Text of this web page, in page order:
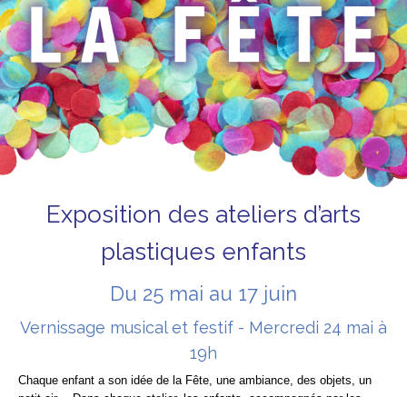
Exposition des ateliers d’arts
plastiques enfants
Du 25 mai au 17 juin
Vernissage musical et festif - Mercredi 24 mai à
19h
Chaque enfant a son idée de la Fête, une ambiance, des objets, un